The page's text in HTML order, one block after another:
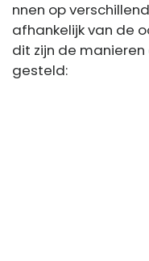
nnen op
afhankelijk van de
dit zijn de
gesteld: